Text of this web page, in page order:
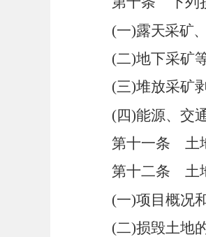
(一)露天采矿
(二)地下采矿
(三)堆放采矿
(四)能源、交
第十一条 土
第十二条 土
(一)项目概况
(二)损毁土地